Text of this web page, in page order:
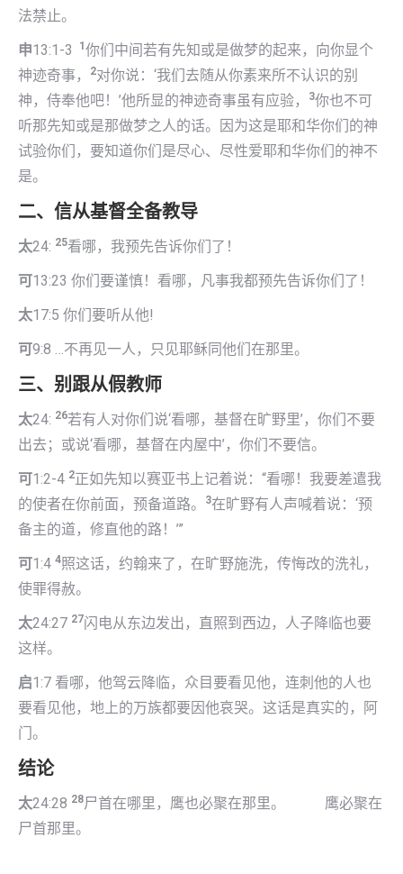
法禁止。
申13:1-3 1 你们中间若有先知或是做梦的起来，向你显个
神迹奇事，
2对你说：‘我们去随从你素来所不认识的别
神，侍奉他吧！’他所显的神迹奇事虽有应验，
3你也不可
听那先知或是那做梦之人的话。因为这是耶和华你们的神
试验你们，要知道你们是尽心、尽性爱耶和华你们的神不
是。
二、信从基督全备教导
太24: 25看哪，我预先告诉你们了！
可13:23 你们要谨慎！看哪，凡事我都预先告诉你们了！
太17:5 你们要听从他!
可9:8 …不再见一人，只见耶稣同他们在那里。
三、别跟从假教师
太24: 26若有人对你们说‘看哪，基督在旷野里’，你们不要
出去；或说‘看哪，基督在内屋中’，你们不要信。
可1:2-4 2正如先知以赛亚书上记着说：“看哪！我要差遣我
的使者在你前面，预备道路。
3在旷野有人声喊着说：‘预
备主的道，修直他的路！’”
可1:4 4照这话，约翰来了，在旷野施洗，传悔改的洗礼，
使罪得赦。
太24:27 27闪电从东边发出，直照到西边，人子降临也要
这样。
启1:7 看哪，他驾云降临，众目要看见他，连刺他的人也
要看见他，地上的万族都要因他哀哭。这话是真实的，阿
门。
结论
太24:28 28尸首在哪里，鹰也必聚在那里。 鹰必聚在
尸首那里。